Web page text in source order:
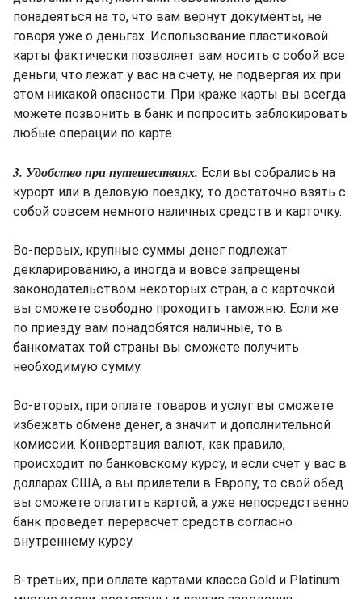
понадеяться на то, что вам вернут документы, не
говоря уже о деньгах. Использование пластиковой
карты фактически позволяет вам носить с собой все
деньги, что лежат у вас на счету, не подвергая их при
этом никакой опасности. При краже карты вы всегда
можете позвонить в банк и попросить заблокировать
любые операции по карте.
3. Удобство при путешествиях. Если вы собрались на
курорт или в деловую поездку, то достаточно взять с
собой совсем немного наличных средств и карточку.
Во-первых, крупные суммы денег подлежат
декларированию, а иногда и вовсе запрещены
законодательством некоторых стран, а с карточкой
вы сможете свободно проходить таможню. Если же
по приезду вам понадобятся наличные, то в
банкоматах той страны вы сможете получить
необходимую сумму.
Во-вторых, при оплате товаров и услуг вы сможете
избежать обмена денег, а значит и дополнительной
комиссии. Конвертация валют, как правило,
происходит по банковскому курсу, и если счет у вас в
долларах США, а вы прилетели в Европу, то свой обед
вы сможете оплатить картой, а уже непосредственно
банк проведет перерасчет средств согласно
внутреннему курсу.
В-третьих, при оплате картами класса Gold и Platinum